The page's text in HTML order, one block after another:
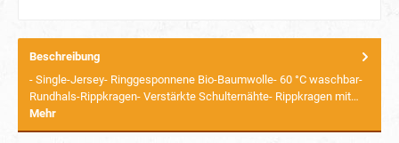
Beschreibung
- Single-Jersey- Ringgesponnene Bio-Baumwolle- 60 °C waschbar-
Rundhals-Rippkragen- Verstärkte Schulternähte- Rippkragen mit…
Mehr